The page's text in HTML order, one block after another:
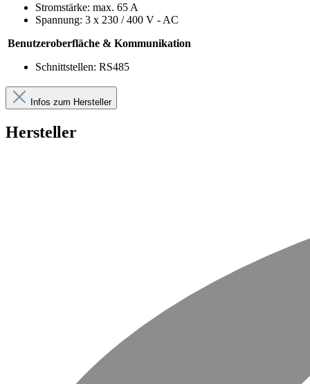
Stromstärke: max. 65 A
Spannung: 3 x 230 / 400 V - AC
Benutzeroberfläche & Kommunikation
Schnittstellen: RS485
Infos zum Hersteller
Hersteller